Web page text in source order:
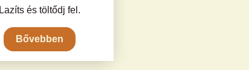
Lazíts és töltődj fel.
Bővebben